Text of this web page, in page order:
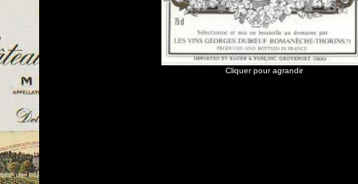
Cliquer pour agrandir